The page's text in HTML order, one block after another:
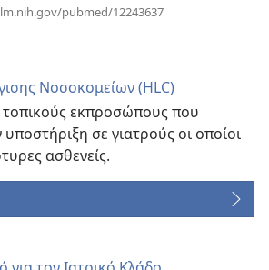
pubmed/12243637
Νοσοκομείων (HLC)
τοπικούς εκπροσώπους που
σε γιατρούς οι οποίοι
ασθενείς.